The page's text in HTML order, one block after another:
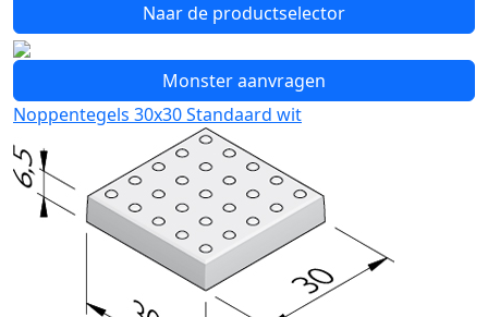
Naar de productselector
Monster aanvragen
Noppentegels 30x30 Standaard wit